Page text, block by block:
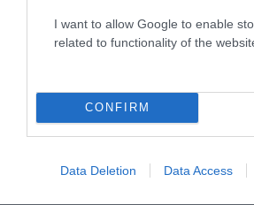
I want to allow Google to enable
related to functionality of the
CONFIRM
Data Deletion Data Access